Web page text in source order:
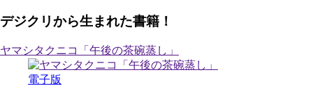
デジクリから生まれた書籍！
ヤマシタクニコ「午後の茶碗蒸し」
電子版